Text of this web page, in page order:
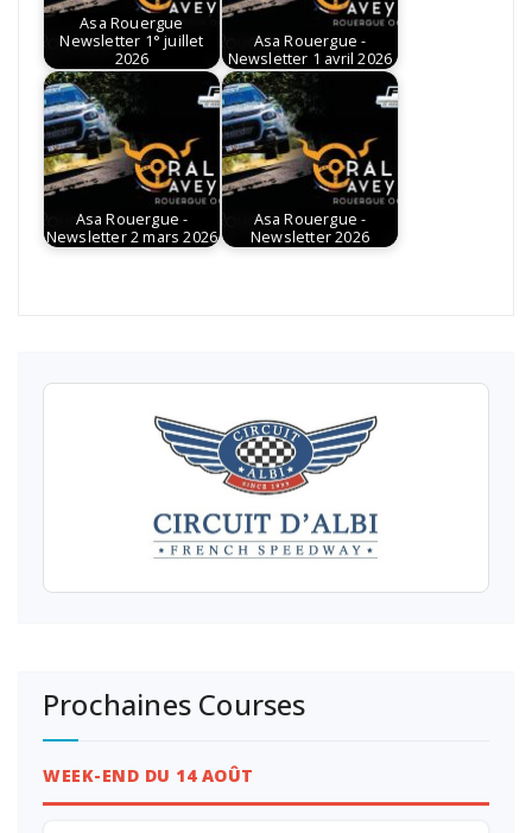
Asa Rouergue
Newsletter 1° juillet
2026
Asa Rouergue -
Newsletter 1 avril 2026
Asa Rouergue -
Newsletter 2 mars 2026
Asa Rouergue -
Newsletter 2026
Prochaines Courses
WEEK-END DU 14 AOÛT